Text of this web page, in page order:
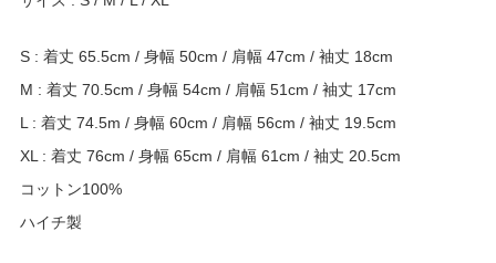
S : 着丈 65.5cm / 身幅 50cm / 肩幅 47cm / 袖丈 18cm
M : 着丈 70.5cm / 身幅 54cm / 肩幅 51cm / 袖丈 17cm
L : 着丈 74.5m / 身幅 60cm / 肩幅 56cm / 袖丈 19.5cm
XL : 着丈 76cm / 身幅 65cm / 肩幅 61cm / 袖丈 20.5cm
コットン100%
ハイチ製